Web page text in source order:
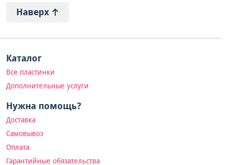
Наверх
Каталог
Все пластинки
Дополнительные услуги
Нужна помощь?
Доставка
Самовывоз
Оплата
Гарантийные обязательства